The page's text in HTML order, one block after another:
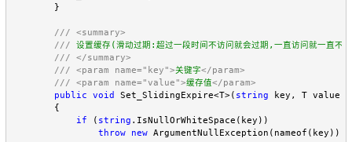
        }
///
<summary>
/// 设置缓存(滑动过期:超过一段时间不访问就会过期,一直访问就一直不
///
</summary>
///
<param name="key">关键字</param>
///
<param name="value">缓存值</param>
public
void Set_SlidingExpire<T>( string key, T value,
        {
if ( string .IsNullOrWhiteSpace(key))
throw
new ArgumentNullException(nameof(key));